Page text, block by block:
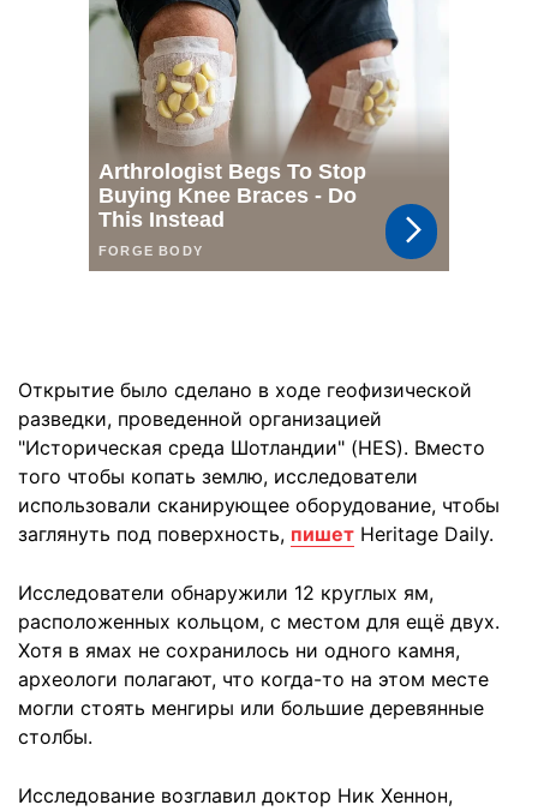
Открытие было сделано в ходе геофизической
разведки, проведенной организацией
"Историческая среда Шотландии" (HES). Вместо
того чтобы копать землю, исследователи
использовали сканирующее оборудование, чтобы
заглянуть под поверхность, пишет Heritage Daily.
Исследователи обнаружили 12 круглых ям,
расположенных кольцом, с местом для ещё двух.
Хотя в ямах не сохранилось ни одного камня,
археологи полагают, что когда-то на этом месте
могли стоять менгиры или большие деревянные
столбы.
Исследование возглавил доктор Ник Хеннон,